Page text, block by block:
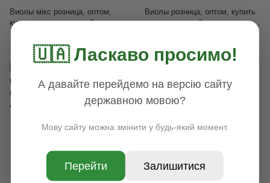
Виолы мікс розница, оптом,
купить цветы, садовый центр
цветов, виолы в горшках,
Акция, Ассорти
15 грн
Виолы розница, оптом, купить
цветы, садовый центр цветов,
🇺🇦 Ласкаво просимо!
А давайте перейдемо на версію сайту
державною мовою?
Мову сайту можна змінити у будь-який момент.
Перейти Залишитися